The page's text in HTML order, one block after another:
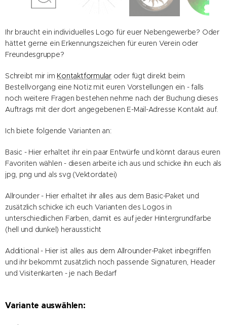
Ihr braucht ein individuelles Logo für euer Nebengewerbe? Oder
hättet gerne ein Erkennungszeichen für euren Verein oder
Freundesgruppe?
Schreibt mir im Kontaktformularoder fügt direkt beim
Bestellvorgang eine Notiz mit euren Vorstellungen ein - falls
noch weitere Fragen bestehen nehme nach der Buchung dieses
Auftrags mit der dort angegebenen E-Mail-Adresse Kontakt auf.
Ich biete folgende Varianten an:
Basic - Hier erhaltet ihr ein paar Entwürfe und könnt daraus euren
Favoriten wählen - diesen arbeite ich aus und schicke ihn euch als
jpg, png und als svg (Vektordatei)
Allrounder - Hier erhaltet ihr alles aus dem Basic-Paket und
zusätzlich schicke ich euch Varianten des Logos in
unterschiedlichen Farben, damit es auf jeder Hintergrundfarbe
(hell und dunkel) heraussticht
Additional - Hier ist alles aus dem Allrounder-Paket inbegriffen
und ihr bekommt zusätzlich noch passende Signaturen, Header
und Visitenkarten - je nach Bedarf
Variante auswählen: